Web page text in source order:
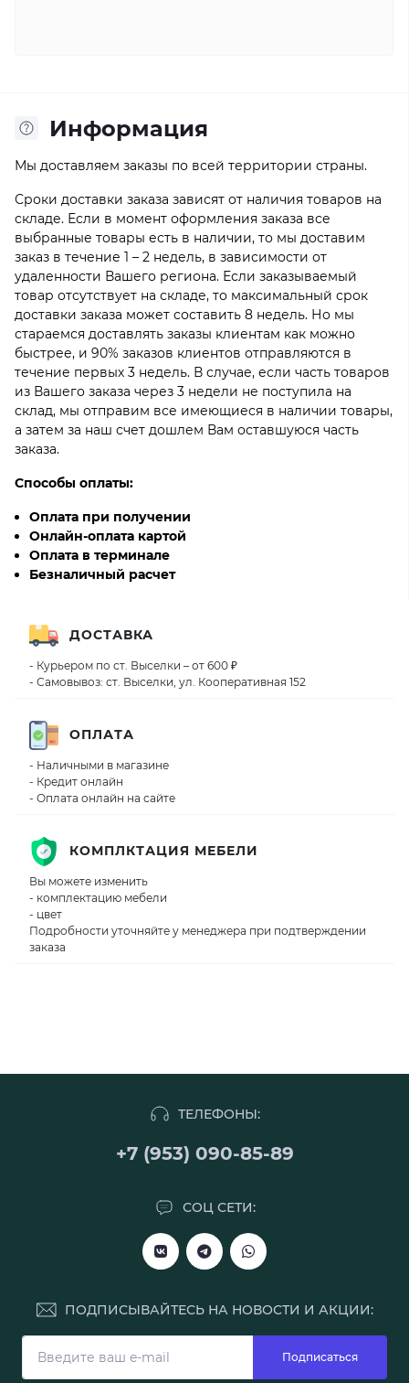
Информация
Мы доставляем заказы по всей территории страны.
Сроки доставки заказа зависят от наличия товаров на
складе. Если в момент оформления заказа все
выбранные товары есть в наличии, то мы доставим
заказ в течение 1 – 2 недель, в зависимости от
удаленности Вашего региона. Если заказываемый
товар отсутствует на складе, то максимальный срок
доставки заказа может составить 8 недель. Но мы
стараемся доставлять заказы клиентам как можно
быстрее, и 90% заказов клиентов отправляются в
течение первых 3 недель. В случае, если часть товаров
из Вашего заказа через 3 недели не поступила на
склад, мы отправим все имеющиеся в наличии товары,
а затем за наш счет дошлем Вам оставшуюся часть
заказа.
Способы оплаты:
Оплата при получении
Онлайн-оплата картой
Оплата в терминале
Безналичный расчет
ДОСТАВКА
- Курьером по ст. Выселки – от 600 ₽
- Самовывоз: ст. Выселки, ул. Кооперативная 152
ОПЛАТА
- Наличными в магазине
- Кредит онлайн
- Оплата онлайн на сайте
КОМПЛКТАЦИЯ МЕБЕЛИ
Вы можете изменить
- комплектацию мебели
- цвет
Подробности уточняйте у менеджера при подтверждении
заказа
ТЕЛЕФОНЫ:
+7 (953) 090-85-89
СОЦ СЕТИ:
ПОДПИСЫВАЙТЕСЬ НА НОВОСТИ И АКЦИИ:
Подписаться